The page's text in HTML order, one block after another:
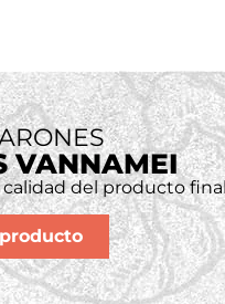
VANNAMEI
calidad del producto